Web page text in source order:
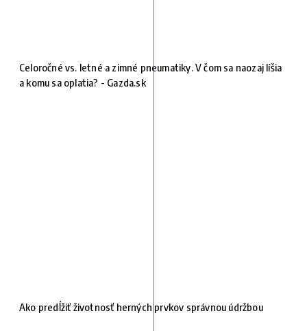
Celoročné vs. letné a zimné pneumatiky. V čom sa naozaj líšia
a komu sa oplatia? - Gazda.sk
Ako predĺžiť životnosť herných prvkov správnou údržbou